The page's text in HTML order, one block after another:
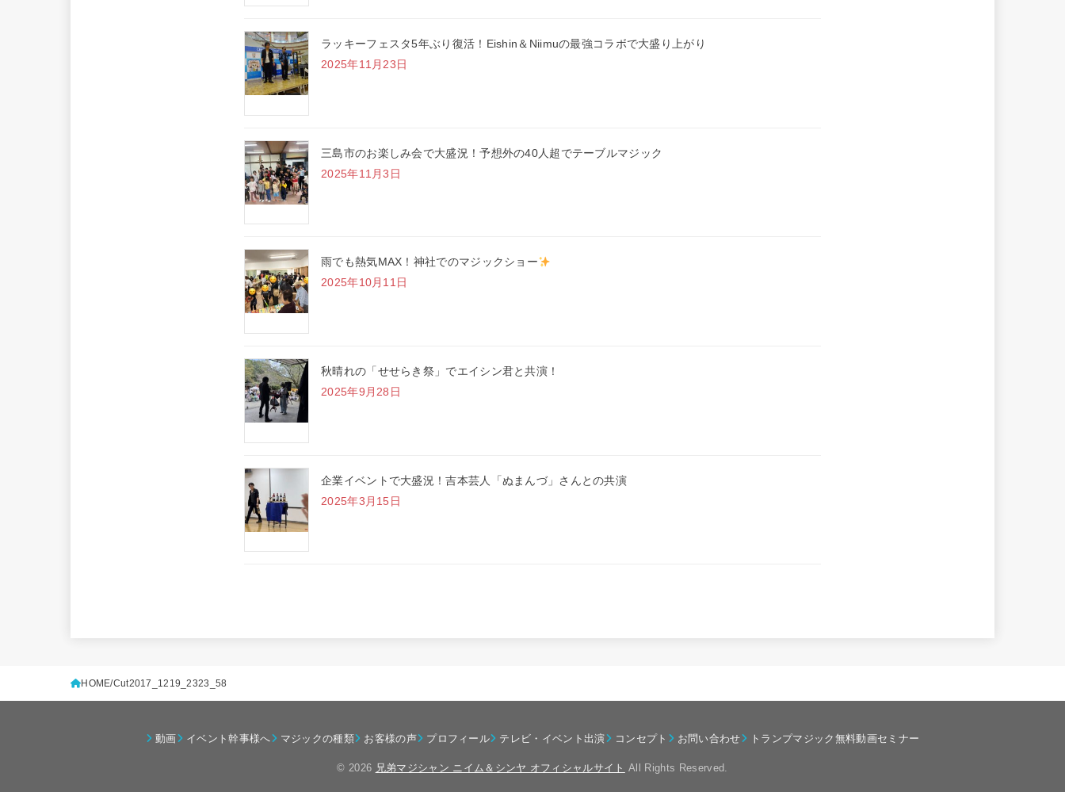
ラッキーフェスタ5年ぶり復活！Eishin＆Niimuの最強コラボで大盛り上がり
2025年11月23日
三島市のお楽しみ会で大盛況！予想外の40人超でテーブルマジック
2025年11月3日
雨でも熱気MAX！神社でのマジックショー
2025年10月11日
秋晴れの「せせらき祭」でエイシン君と共演！
2025年9月28日
企業イベントで大盛況！吉本芸人「ぬまんづ」さんとの共演
2025年3月15日
HOME Cut2017_1219_2323_58
動画 イベント幹事様へ マジックの種類 お客様の声 プロフィール テレビ・イベント出演 コンセプト お問い合わせ トランプマジック無料動画セミナー
© 2026 兄弟マジシャン ニイム＆シンヤ オフィシャルサイト All Rights Reserved.